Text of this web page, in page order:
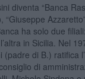
diventa “Banca
“Giuseppe
ha solo due
in Sicilia. Nel
(padre di B.) ratifica
di